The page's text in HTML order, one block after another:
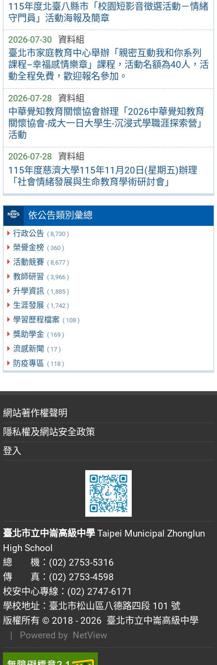
115年度北臺八縣市「校園短影音徵選活動－情緒
守門員」活動海報及簡章
2026-07-30 資料組
臺北市家庭教育中心舉辦「親密互動我和你系列
課程–幸福感情樂章」課程，活動名額為40人，活
動全程免費，歡迎報名參加。
2026-07-28 資料組
中華覺知教育關懷協會辦理「2026中華覺知教育
關懷協會-成大一日大學生-沉浸式學職涯探索營」
活動
2026-07-28 資料組
115年度慈濟大學115年11月20日(星期五)辦理
「社會情緒發展與生命教育學術研討會」
依公告類別彙總
行政公告 ( 8,730 )
榮譽金榜 ( 360 )
活動競賽 ( 8,677 )
教師研習 ( 3,966 )
升學資訊 ( 1,885 )
生涯發展 ( 1,742 )
學習歷程檔案 ( 108 )
獎助學金 ( 169 )
流感新聞 ( 17 )
防疫專區 ( 118 )
網站著作權聲明
隱私權及網站安全政策
登入
臺北市立中崙高級中學 Taipei Municipal Zhonglun
High School
總 機：(02) 2753-5316
傳 真：(02) 2753-4598
校安中心專線：(02) 2747-6171
學校地址：臺北市松山區八德路四段 101 號
版權所有 © 2018 - 2026 臺北市立中崙高級中學
| Powered by NetView